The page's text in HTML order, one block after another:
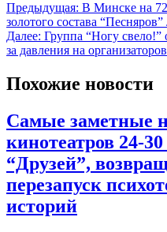
Предыдущая: В Минске на
золотого состава
Далее: Группа “Ногу
за давления на организаторов
Похожие новости
Самые заметные
кинотеатров 24-
“Друзей”,
перезапуск
историй